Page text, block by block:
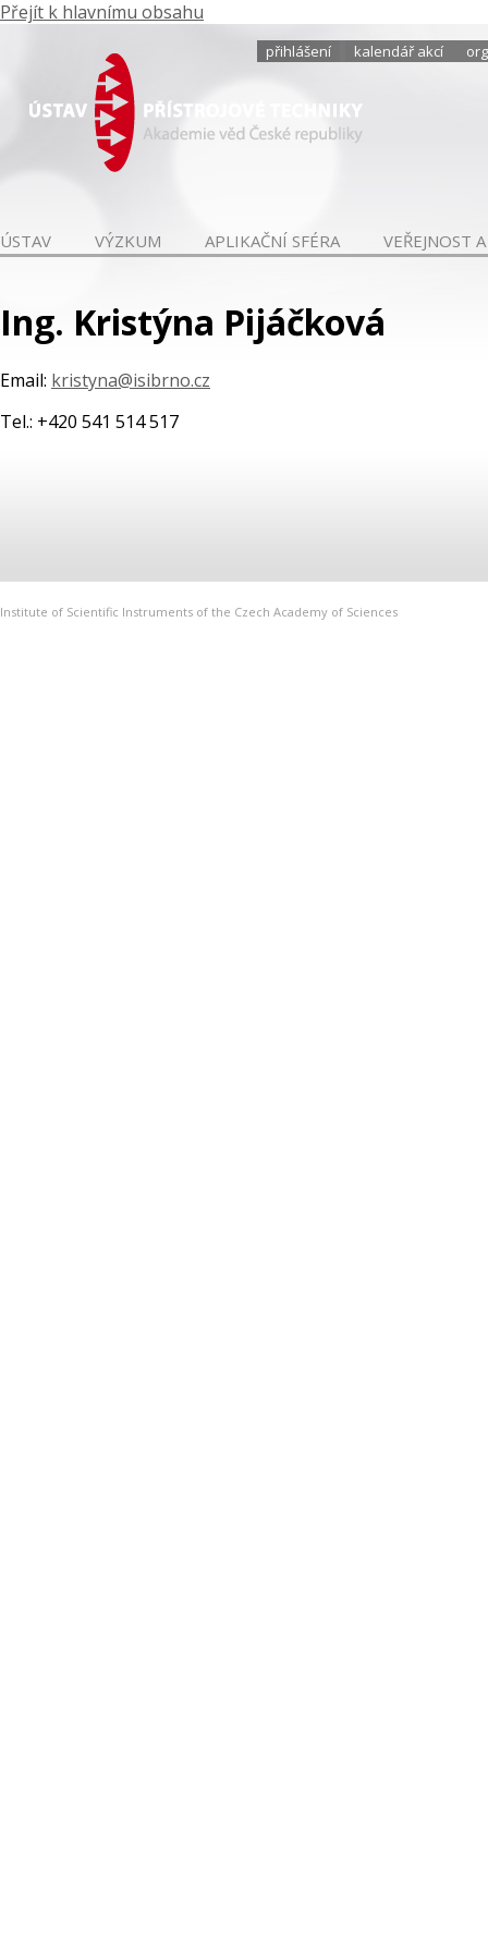
Přejít k hlavnímu obsahu
přihlášení kalendář akcí
ÚSTAV VÝZKUM APLIKAČNÍ SFÉRA VEŘEJNOST
Ing. Kristýna Pijáčková
Email: kristyna@isibrno.cz
Tel.: +420 541 514 517
Institute of Scientific Instruments of the Czech Academy of Sciences